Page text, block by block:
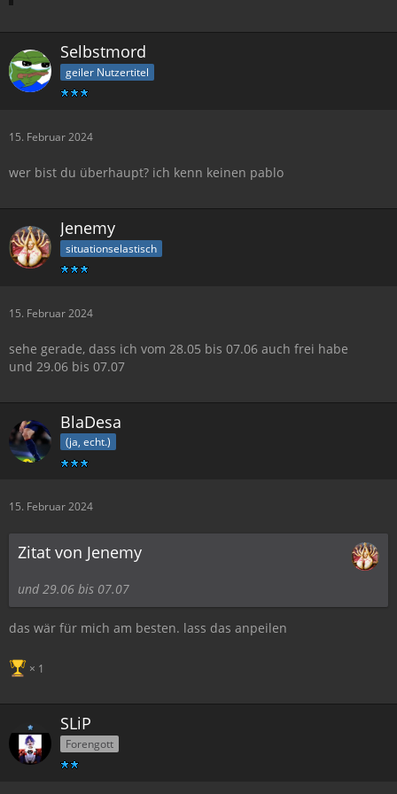
Selbstmord
geiler Nutzertitel
15. Februar 2024
wer bist du überhaupt? ich kenn keinen pablo
Jenemy
situationselastisch
15. Februar 2024
sehe gerade, dass ich vom 28.05 bis 07.06 auch frei habe
und 29.06 bis 07.07
BlaDesa
(ja, echt.)
15. Februar 2024
Zitat von Jenemy
und 29.06 bis 07.07
das wär für mich am besten. lass das anpeilen
1
SLiP
Forengott